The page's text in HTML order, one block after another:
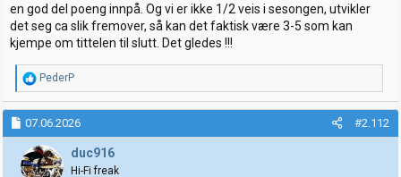
en god del poeng innpå. Og vi er ikke 1/2 veis i sesongen, utvikler
det seg ca slik fremover, så kan det faktisk være 3-5 som kan
kjempe om tittelen til slutt. Det gledes !!!
R
e
a
k
s
j
o
PederP
07.06.2026 #2.112
duc916
Hi-Fi freak